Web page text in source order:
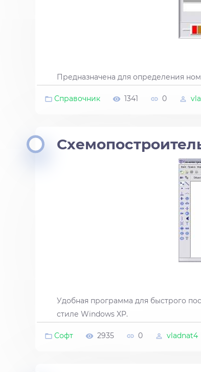
Предназначена для определения
Справочник 1341 0
Удобная программа для быстрого
стиле Windows XP.
Софт 2935 0 vladnat4